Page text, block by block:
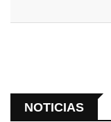
NOTICIAS